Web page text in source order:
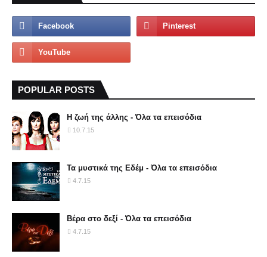
POPULAR POSTS
Η ζωή της άλλης - Όλα τα επεισόδια
10.7.15
Τα μυστικά της Εδέμ - Όλα τα επεισόδια
4.7.15
Βέρα στο δεξί - Όλα τα επεισόδια
4.7.15